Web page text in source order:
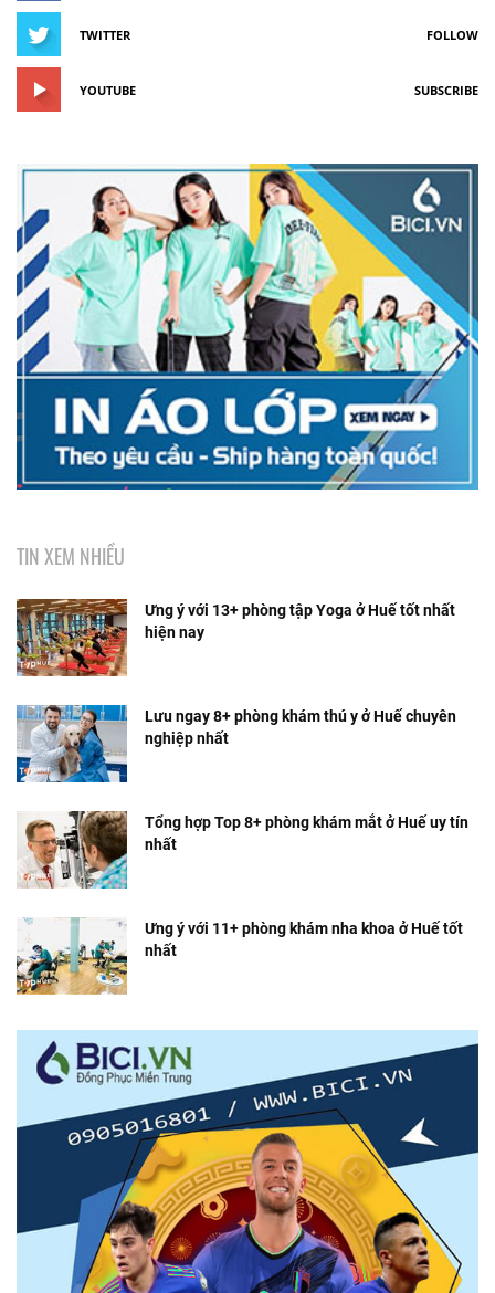
TWITTER FOLLOW
YOUTUBE SUBSCRIBE
TIN XEM NHIỀU
Ưng ý với 13+ phòng tập Yoga ở Huế tốt nhất
hiện nay
Lưu ngay 8+ phòng khám thú y ở Huế chuyên
nghiệp nhất
Tổng hợp Top 8+ phòng khám mắt ở Huế uy tín
nhất
Ưng ý với 11+ phòng khám nha khoa ở Huế tốt
nhất